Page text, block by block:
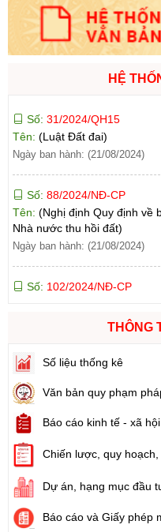
HỆ
Số: 71/2024/NĐ-CP
Tên:(Nghị định Quy định về
Ngày ban hành: (21/08/2024)
Tên:
Ngày ban hành: (21/08/2024)
Tên:
Nhà nước thu hồi đất)
Ngày ban hành: (21/08/2024)
Tên:
Đất đai)
Số:
Tên:
(Nghị định Quy định về
Ngày ban hành: (21/08/2024)
Số:1731/KH-UBND
Tên:
Ngày ban hành: (21/08/2024)
Tên:
(Nghị định Quy định về
THÔNG
Số liệu thống kê
Văn bản quy phạm
Báo cáo kinh tế - xã hội
Chiến lược, quy hoạch,
Dự án, hạng mục đầu
Báo cáo và Giấy phép